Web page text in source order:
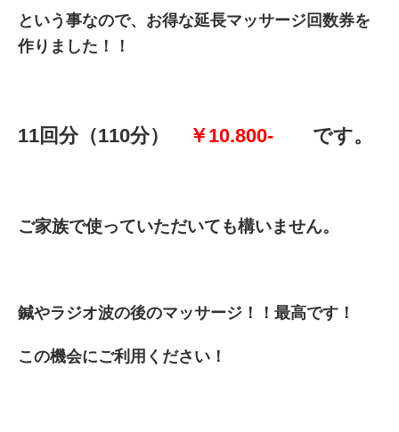
という事なので、お得な延長マッサージ回数券を
作りました！！
11回分（110分） ￥10.800- です。
ご家族で使っていただいても構いません。
鍼やラジオ波の後のマッサージ！！最高です！
この機会にご利用ください！